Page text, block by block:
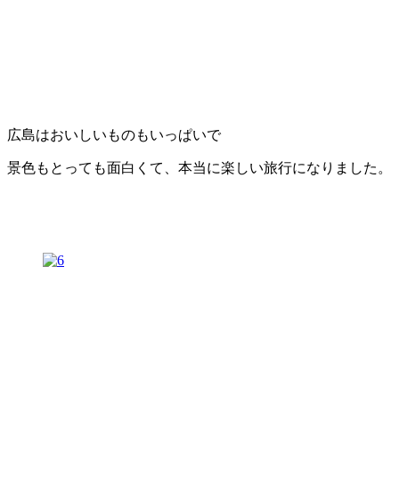
広島はおいしいものもいっぱいで
景色もとっても面白くて、本当に楽しい旅行になりました。